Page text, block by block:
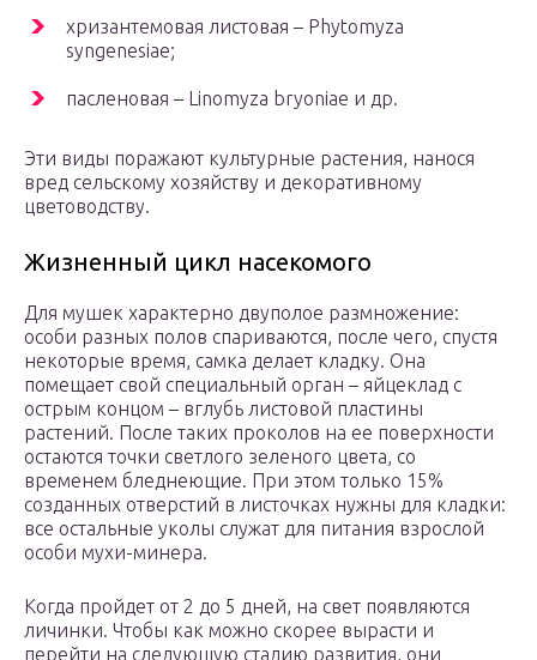
хризантемовая листовая – Phytomyza
syngenesiae;
пасленовая – Linomyza bryoniae и др.
Эти виды поражают культурные растения, нанося
вред сельскому хозяйству и декоративному
цветоводству.
Жизненный цикл насекомого
Для мушек характерно двуполое размножение:
особи разных полов спариваются, после чего, спустя
некоторые время, самка делает кладку. Она
помещает свой специальный орган – яйцеклад с
острым концом – вглубь листовой пластины
растений. После таких проколов на ее поверхности
остаются точки светлого зеленого цвета, со
временем бледнеющие. При этом только 15%
созданных отверстий в листочках нужны для кладки:
все остальные уколы служат для питания взрослой
особи мухи-минера.
Когда пройдет от 2 до 5 дней, на свет появляются
личинки. Чтобы как можно скорее вырасти и
перейти на следующую стадию развития, они